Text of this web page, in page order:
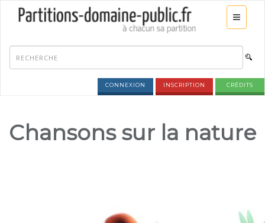
CONNEXION INSCRIPTION CRÉDITS
Chansons sur la nature